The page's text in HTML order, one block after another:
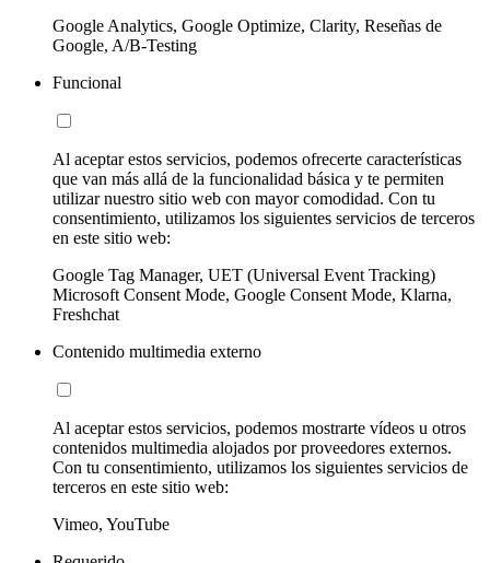
Google Analytics, Google Optimize, Clarity, Reseñas de
Google, A/B-Testing
Funcional
Al aceptar estos servicios, podemos ofrecerte características
que van más allá de la funcionalidad básica y te permiten
utilizar nuestro sitio web con mayor comodidad. Con tu
consentimiento, utilizamos los siguientes servicios de terceros
en este sitio web:
Google Tag Manager, UET (Universal Event Tracking)
Microsoft Consent Mode, Google Consent Mode, Klarna,
Freshchat
Contenido multimedia externo
Al aceptar estos servicios, podemos mostrarte vídeos u otros
contenidos multimedia alojados por proveedores externos.
Con tu consentimiento, utilizamos los siguientes servicios de
terceros en este sitio web:
Vimeo, YouTube